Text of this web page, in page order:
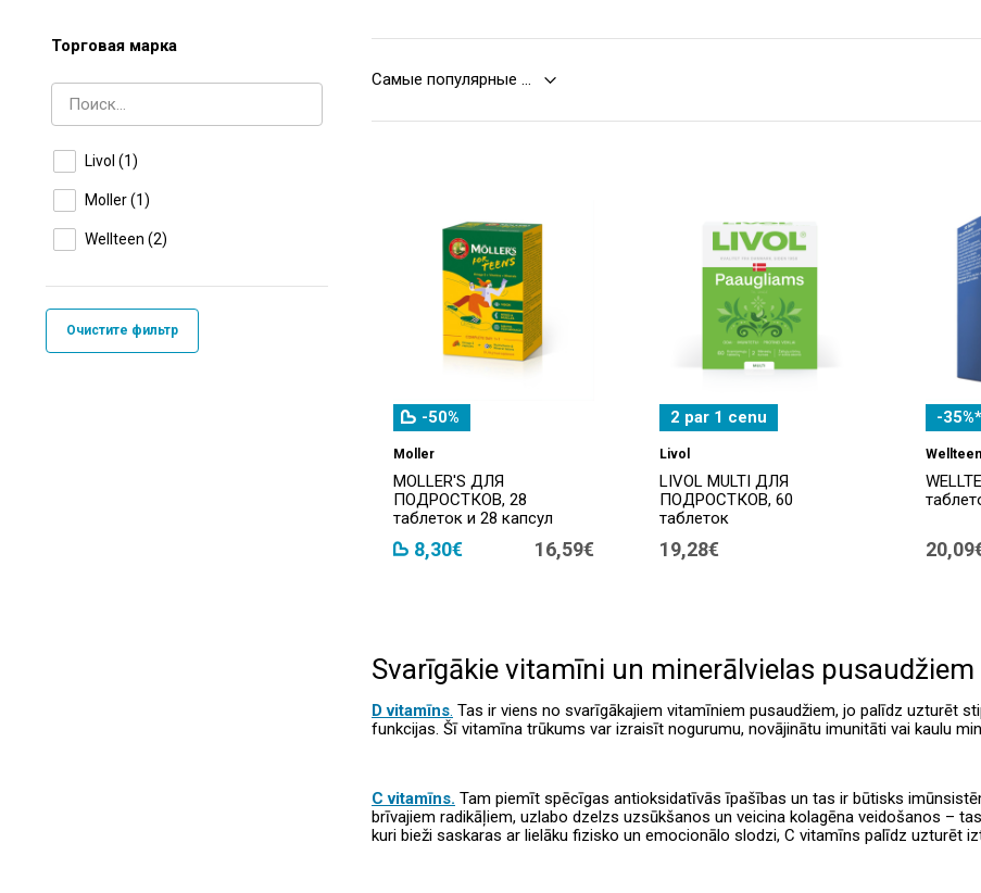
Торговая марка
Livol (1)
Moller(1)
Wellteen (2)
Очистите фильтр
-50%
Moller
MOLLER'S ДЛЯ
ПОДРОСТКОВ, 28
таблеток и 28 капсул
8,30€ 16,59€
2 par 1 cenu
Livol
LIVOL MULTI ДЛЯ
ПОДРОСТКОВ, 60
таблеток
19,28€
-35%*
Wellteen
Svarīgākie vitamīni un minerālvielas pusaudžiem
D vitamīns Tas ir viens no svarīgākajiem vitamīniem pusaudžiem, jo palīdz uzturēt
funkcijas. Šī vitamīna trūkums var izraisīt nogurumu, novājinātu imunitāti vai kaulu
C vitamīns. Tam piemīt spēcīgas antioksidatīvās īpašības un tas ir būtisks
brīvajiem radikāļiem, uzlabo dzelzs uzsūkšanos un veicina kolagēna veidošanos –
kuri bieži saskaras ar lielāku fizisko un emocionālo slodzi, C vitamīns palīdz uzturēt